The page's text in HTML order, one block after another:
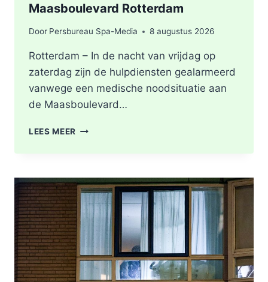
Maasboulevard Rotterdam
Door Persbureau Spa-Media 8 augustus 2026
Rotterdam – In de nacht van vrijdag op
zaterdag zijn de hulpdiensten gealarmeerd
vanwege een medische noodsituatie aan
de Maasboulevard…
LEES MEER MEDISCHE